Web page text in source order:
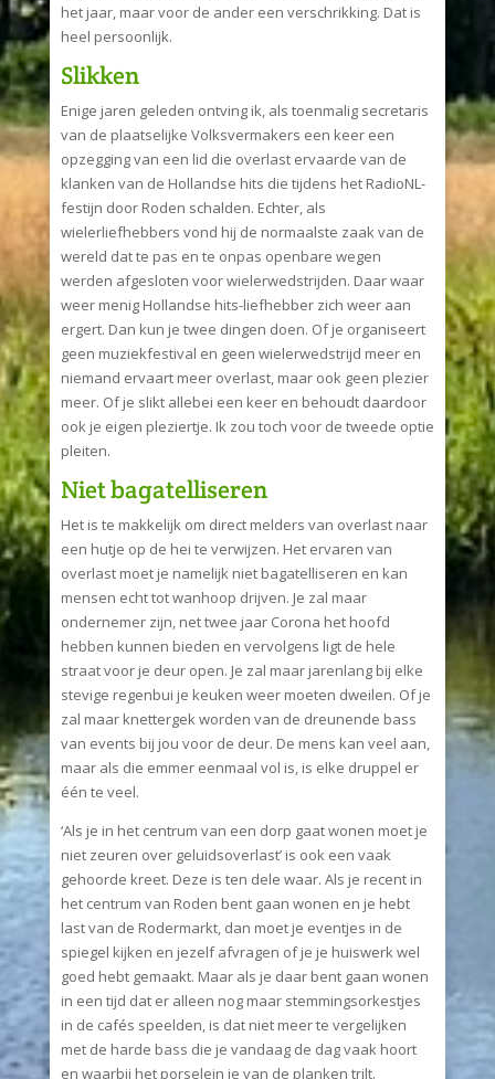
het jaar, maar voor de ander een verschrikking. Dat is
heel persoonlijk.
Slikken
Enige jaren geleden ontving ik, als toenmalig secretaris
van de plaatselijke Volksvermakers een keer een
opzegging van een lid die overlast ervaarde van de
klanken van de Hollandse hits die tijdens het RadioNL-
festijn door Roden schalden. Echter, als
wielerliefhebbers vond hij de normaalste zaak van de
wereld dat te pas en te onpas openbare wegen
werden afgesloten voor wielerwedstrijden. Daar waar
weer menig Hollandse hits-liefhebber zich weer aan
ergert. Dan kun je twee dingen doen. Of je organiseert
geen muziekfestival en geen wielerwedstrijd meer en
niemand ervaart meer overlast, maar ook geen plezier
meer. Of je slikt allebei een keer en behoudt daardoor
ook je eigen pleziertje. Ik zou toch voor de tweede optie
pleiten.
Niet bagatelliseren
Het is te makkelijk om direct melders van overlast naar
een hutje op de hei te verwijzen. Het ervaren van
overlast moet je namelijk niet bagatelliseren en kan
mensen echt tot wanhoop drijven. Je zal maar
ondernemer zijn, net twee jaar Corona het hoofd
hebben kunnen bieden en vervolgens ligt de hele
straat voor je deur open. Je zal maar jarenlang bij elke
stevige regenbui je keuken weer moeten dweilen. Of je
zal maar knettergek worden van de dreunende bass
van events bij jou voor de deur. De mens kan veel aan,
maar als die emmer eenmaal vol is, is elke druppel er
één te veel.
‘Als je in het centrum van een dorp gaat wonen moet je
niet zeuren over geluidsoverlast’ is ook een vaak
gehoorde kreet. Deze is ten dele waar. Als je recent in
het centrum van Roden bent gaan wonen en je hebt
last van de Rodermarkt, dan moet je eventjes in de
spiegel kijken en jezelf afvragen of je je huiswerk wel
goed hebt gemaakt. Maar als je daar bent gaan wonen
in een tijd dat er alleen nog maar stemmingsorkestjes
in de cafés speelden, is dat niet meer te vergelijken
met de harde bass die je vandaag de dag vaak hoort
en waarbij het porselein je van de planken trilt.